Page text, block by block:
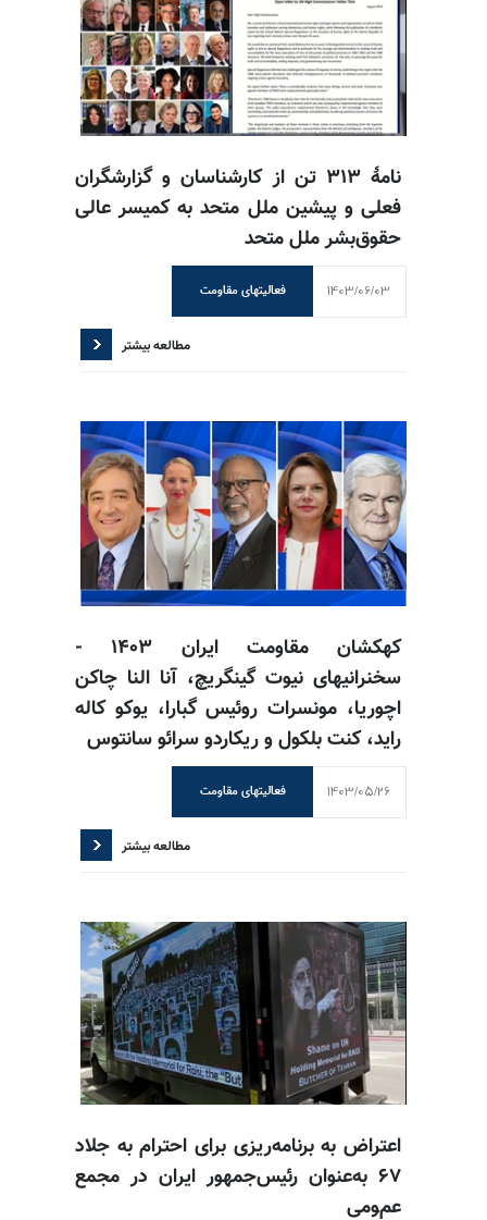
نامهٔ ۳۱۳ تن از کارشناسان و گزارشگران
فعلی و پیشین ملل متحد به کمیسر عالی
حقوق‌بشر ملل متحد
فعالیتهای مقاومت 1403/06/03
مطالعه بیشتر
کهکشان مقاومت ایران ۱۴۰۳ -
سخنرانیهای نیوت گینگریچ، آنا النا چاکن
اچوریا، مونسرات روئیس گبارا، یوکو کاله
راید، کنت بلکول و ریکاردو سرائو سانتوس
فعالیتهای مقاومت 1403/05/26
مطالعه بیشتر
اعتراض به برنامه‌ریزی برای احترام به جلاد
۶۷ به‌عنوان رئیس‌جمهور ایران در مجمع
عمومی